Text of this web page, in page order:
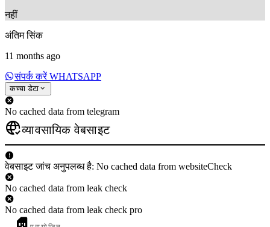
नहीं
अंतिम सिंक
11 months ago
संपर्क करें WHATSAPP
कच्चा डेटा
No cached data from telegram
व्यावसायिक वेबसाइट
वेबसाइट जांच अनुपलब्ध है: No cached data from websiteCheck
No cached data from leak check
No cached data from leak check pro